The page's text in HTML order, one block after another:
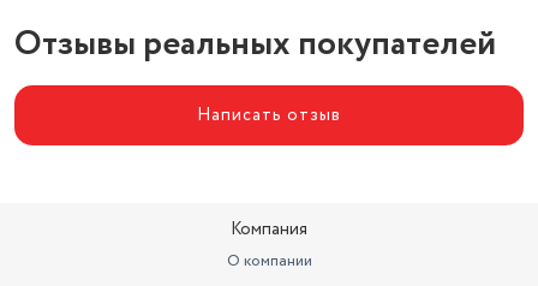
Отзывы реальных покупателей
Написать отзыв
Компания
О компании